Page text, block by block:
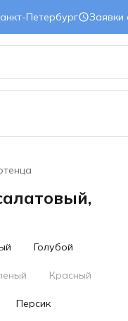
Петербург Заявки
Голубой
Красный
Персик